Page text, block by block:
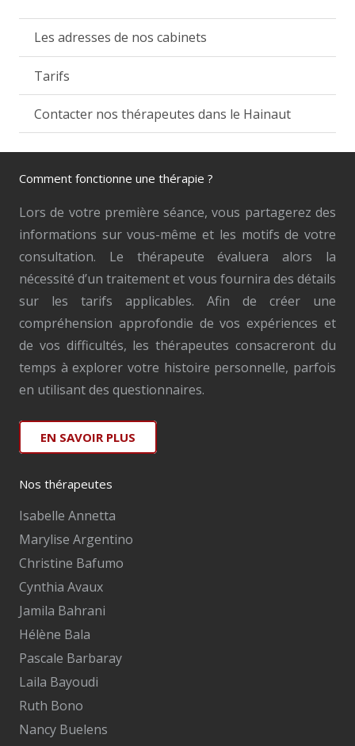
Les adresses de nos cabinets
Tarifs
Contacter nos thérapeutes dans le Hainaut
Comment fonctionne une thérapie ?
Lors de votre première séance, vous partagerez des
informations sur vous-même et les motifs de votre
consultation. Le thérapeute évaluera alors la
nécessité d’un traitement et vous fournira des détails
sur les tarifs applicables. Afin de créer une
compréhension approfondie de vos expériences et
de vos difficultés, les thérapeutes consacreront du
temps à explorer votre histoire personnelle, parfois
en utilisant des questionnaires.
EN SAVOIR PLUS
Nos thérapeutes
Isabelle Annetta
Marylise Argentino
Christine Bafumo
Cynthia Avaux
Jamila Bahrani
Hélène Bala
Pascale Barbaray
Laila Bayoudi
Ruth Bono
Nancy Buelens